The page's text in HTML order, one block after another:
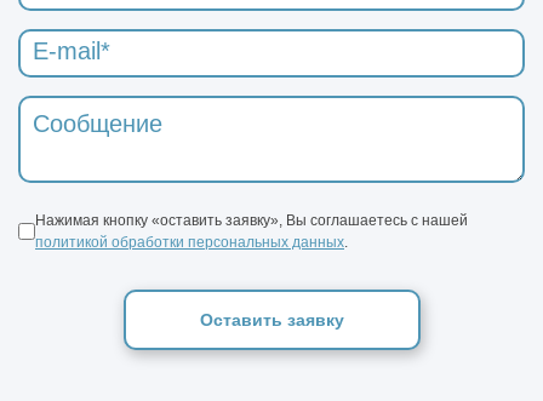
Нажимая кнопку «оставить заявку», Вы соглашаетесь с нашей
политикой обработки персональных данных
Оставить заявку